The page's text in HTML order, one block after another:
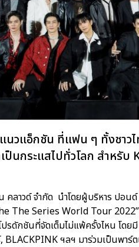
นวแอ็กชัน ที่แฟน ๆ ทั้งชาว
ป็นกระแสไปทั่วโลก สำหรั
ลาวด์ จำกัด นำโดยผู้บริหาร ปอนด์
The Series World Tour
รดักชันที่จัดเต็มไม่แพ้ครั้งไหน โด
BLACKPINK ฯลฯ มาร่วมเป็นพ